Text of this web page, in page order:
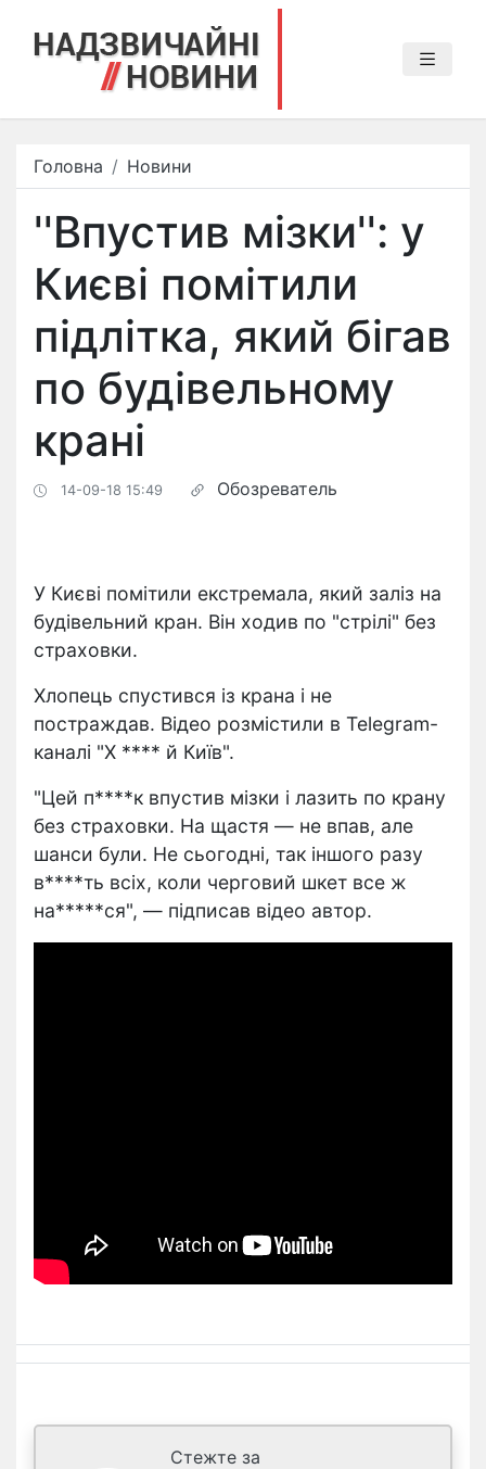
Головна Новини
''Впустив мізки'': у
Києві помітили
підлітка, який бігав
по будівельному
крані
14-09-18 15:49 Обозреватель
У Києві помітили екстремала, який заліз на
будівельний кран. Він ходив по "стрілі" без
страховки.
Хлопець спустився із крана і не
постраждав. Відео розмістили в Telegram-
каналі "Х **** й Київ".
"Цей п****к впустив мізки і лазить по крану
без страховки. На щастя — не впав, але
шанси були. Не сьогодні, так іншого разу
в****ть всіх, коли черговий шкет все ж
на*****ся", — підписав відео автор.
Стежте за